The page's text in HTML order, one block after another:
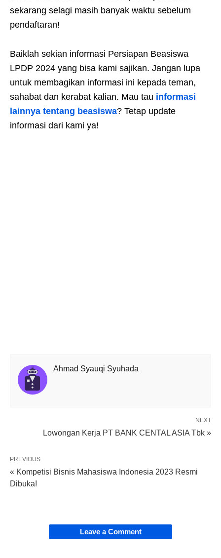
sekarang selagi masih banyak waktu sebelum
pendaftaran!
Baiklah sekian informasi Persiapan Beasiswa
LPDP 2024 yang bisa kami sajikan. Jangan lupa
untuk membagikan informasi ini kepada teman,
sahabat dan kerabat kalian. Mau tau informasi
lainnya tentang beasiswa? Tetap update
informasi dari kami ya!
Ahmad Syauqi Syuhada
NEXT
Lowongan Kerja PT BANK CENTAL ASIA Tbk »
PREVIOUS
« Kompetisi Bisnis Mahasiswa Indonesia 2023 Resmi
Dibuka!
Leave a Comment